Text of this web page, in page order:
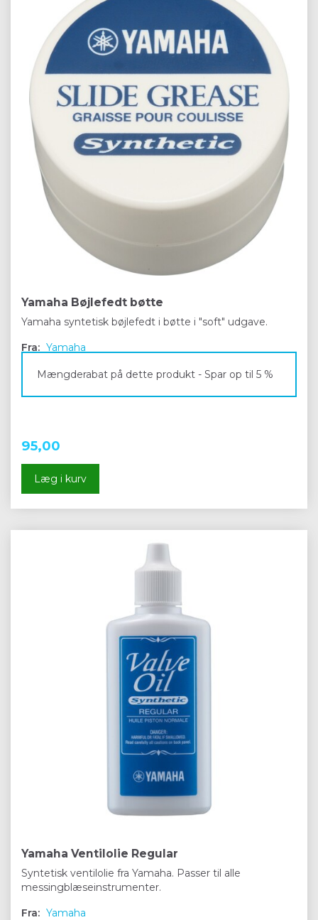
Yamaha Bøjlefedt bøtte
Yamaha syntetisk bøjlefedt i bøtte i "soft" udgave.
Fra: Yamaha
Mængderabat på dette produkt - Spar op til 5 %
95,00
Læg i kurv
Yamaha Ventilolie Regular
Syntetisk ventilolie fra Yamaha. Passer til alle
messingblæseinstrumenter.
Fra: Yamaha